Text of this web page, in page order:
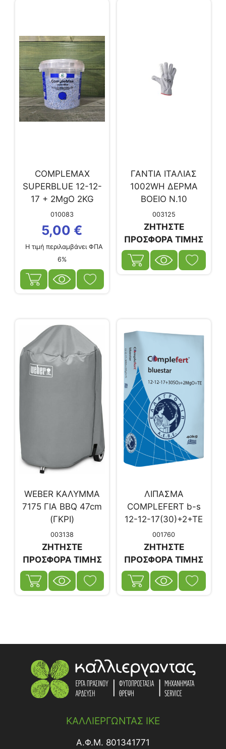
COMPLEMAX
SUPERBLUE 12-12-
17 + 2MgO 2KG
ΚΟΚΚΩΔΕΣ
010083
5,00 €
Η τιμή περιλαμβάνει ΦΠΑ
6%
ΓΑΝΤΙΑ ΙΤΑΛΙΑΣ
1002WH ΔΕΡΜΑ
ΒΟΕΙΟ N.10
003125
ΖΗΤΗΣΤΕ
ΠΡΟΣΦΟΡΑ ΤΙΜΗΣ
WEBER ΚΑΛΥΜΜΑ
7175 ΓΙΑ BBQ 47cm
(ΓΚΡΙ)
003138
ΖΗΤΗΣΤΕ
ΠΡΟΣΦΟΡΑ ΤΙΜΗΣ
ΛΙΠΑΣΜΑ
COMPLEFERT b-s
12-12-17(30)+2+TE
(25kg)
001760
ΖΗΤΗΣΤΕ
ΠΡΟΣΦΟΡΑ ΤΙΜΗΣ
ΚΑΛΛΙΕΡΓΩΝΤΑΣ ΙΚΕ
Α.Φ.Μ. 801341771